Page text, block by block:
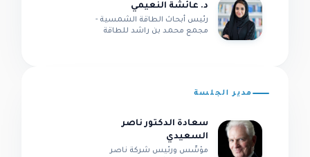
د. عائشة النعيمي
رئيس أبحاث الطاقة الشمسية -
مجمع محمد بن راشد للطاقة
مدير الجلسة
سعادة الدكتور ناصر
السعيدي
مؤسِّس ورئيس شركة ناصر